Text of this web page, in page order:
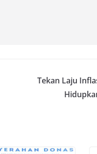
Tekan Laju